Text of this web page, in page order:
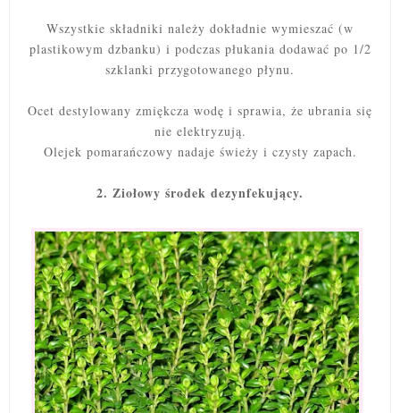
Wszystkie składniki należy dokładnie wymieszać (w
plastikowym dzbanku) i podczas płukania dodawać po 1/2
szklanki przygotowanego płynu.
Ocet destylowany zmiękcza wodę i sprawia, że ubrania się
nie elektryzują.
Olejek pomarańczowy nadaje świeży i czysty zapach.
2. Ziołowy środek dezynfekujący.